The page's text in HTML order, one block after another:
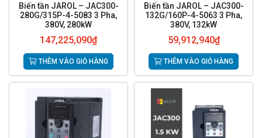
Biến tần JAROL – JAC300-
280G/315P-4-5083 3 Pha,
380V, 280kW
147,225,090₫
THÊM VÀO GIỎ HÀNG
Biến tần JAROL – JAC300-
132G/160P-4-5063 3 Pha,
380V, 132kW
59,912,940₫
THÊM VÀO GIỎ HÀNG